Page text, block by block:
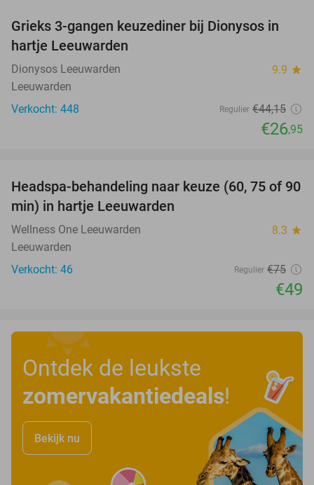
39%
Grieks 3-gangen keuzediner bij Dionysos in
hartje Leeuwarden
Dionysos Leeuwarden 9.9 star
Leeuwarden
Verkocht: 448
Regulier €44,15
€26,95
35%
Headspa-behandeling naar keuze (60, 75 of 90
min) in hartje Leeuwarden
Wellness One Leeuwarden 8.3 star
Leeuwarden
Verkocht: 46
Regulier €75
€49
Ontdek de leukste
zomervakantiedeals!
Bekijk nu